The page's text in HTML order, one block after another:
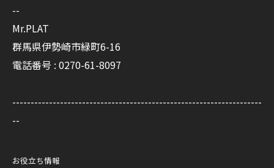
--
Mr.PLAT
群馬県伊勢崎市緑町6-16
電話番号 : 0270-61-8097
--------------------------------------------------------------------
--
お役立ち情報